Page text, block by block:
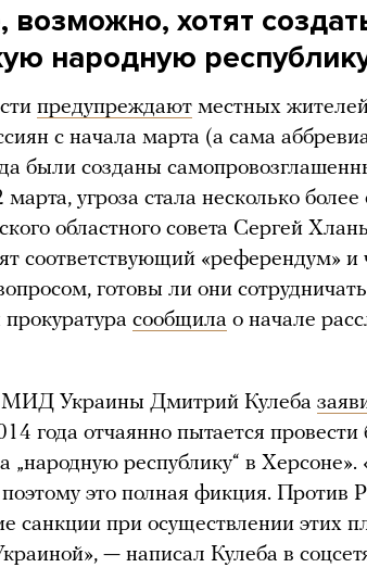
возможно, хотят
народную
предупреждают местных
с начала марта (а сама
были созданы
марта, угроза стала несколько более
областного совета Сергей Хлань
соответствующий «референдум» и
готовы ли они
прокуратура сообщила о начале
МИД Украины Дмитрий Кулеба
года отчаянно пытается провести
„народную республику“ в
это полная фикция.
санкции при осуществлении этих
— написал Кулеба в